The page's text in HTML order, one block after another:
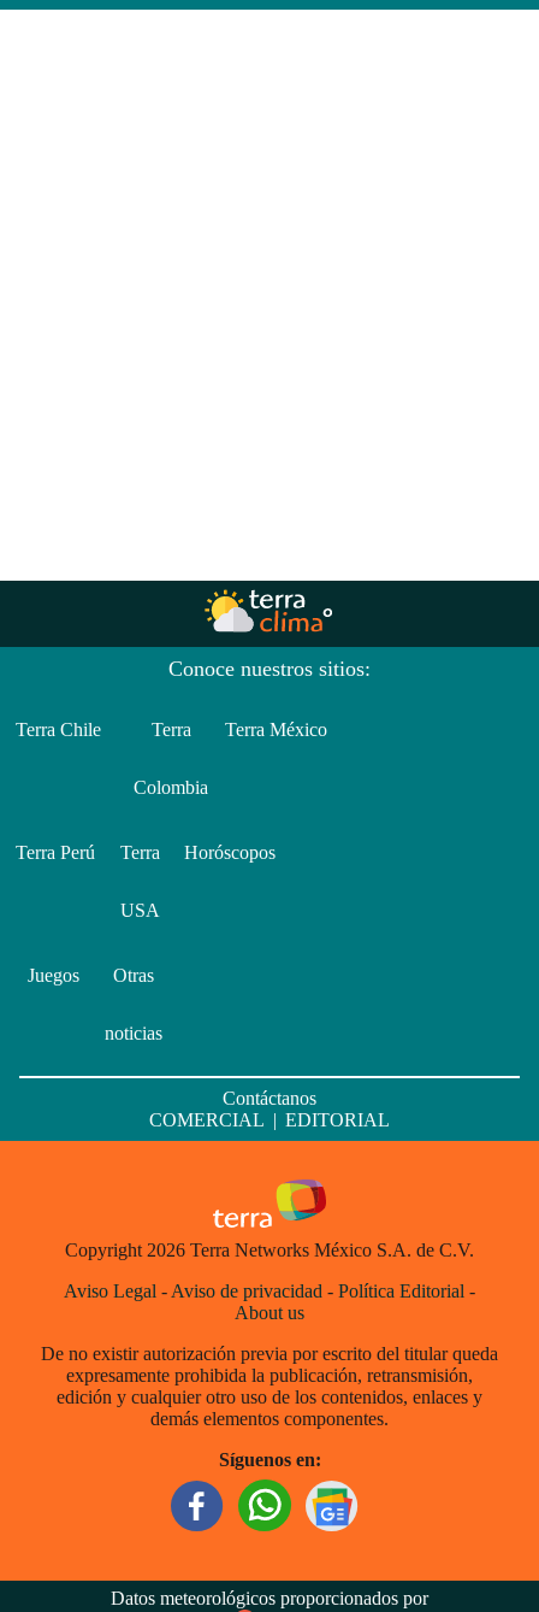
Conoce nuestros sitios:
Terra Chile Terra
Colombia
Terra México
Terra Perú Terra
USA
Horóscopos
Juegos Otras
noticias
Contáctanos
COMERCIAL | EDITORIAL
Copyright 2026 Terra Networks México S.A. de C.V.
Aviso Legal - Aviso de privacidad - Política Editorial -
About us
De no existir autorización previa por escrito del titular queda
expresamente prohibida la publicación, retransmisión,
edición y cualquier otro uso de los contenidos, enlaces y
demás elementos componentes.
Síguenos en:
Datos meteorológicos proporcionados por